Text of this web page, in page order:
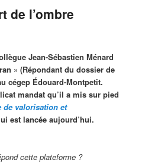
de l’ombre
Jean-Sébastien Ménard
» (Répondant du dossier de
cégep Édouard-Montpetit.
mandat qu’il a mis sur pied
de valorisation et
est lancée aujourd’hui.
cette plateforme ?